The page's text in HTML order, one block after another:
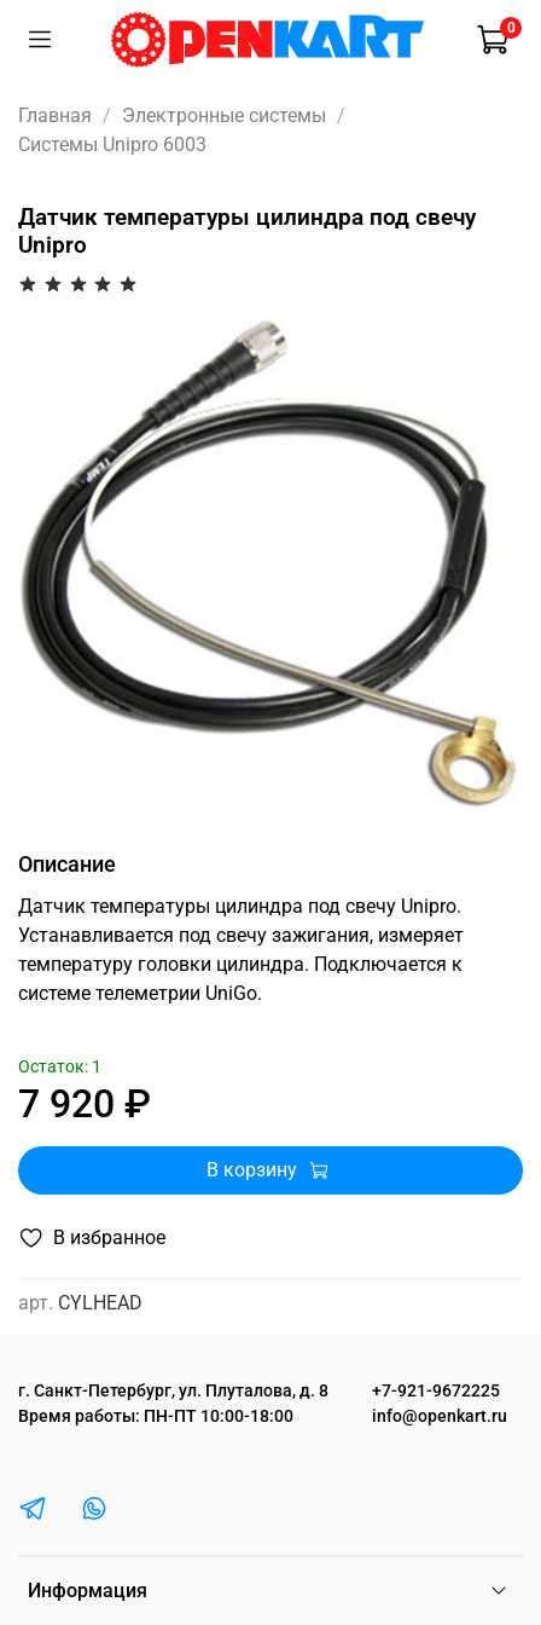
0
Главная
Электронные системы
Системы Unipro 6003
Датчик температуры цилиндра под свечу
Unipro
В избранное
арт. CYLHEAD
Описание
Датчик температуры цилиндра под свечу Unipro.
Устанавливается под свечу зажигания, измеряет
температуру головки цилиндра. Подключается к
системе телеметрии UniGo.
7 920 ₽
Остаток: 1
В корзину
Информация
г. Санкт-Петербург, ул. Плуталова, д. 8
Время работы: ПН-ПТ 10:00-18:00
+7-921-9672225
info@openkart.ru